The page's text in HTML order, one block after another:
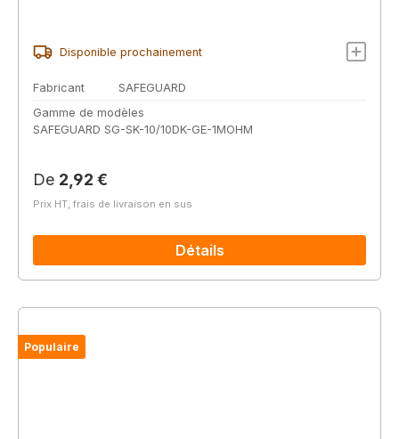
Disponible prochainement
Fabricant
SAFEGUARD
Gamme de modèles
SAFEGUARD SG-SK-10/10DK-GE-1MOHM
Prix régulier :
De 2,92 €
Prix HT, frais de livraison en sus
Détails
Populaire